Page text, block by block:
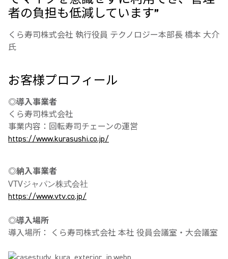
者の負担も低減しています”
くら寿司株式会社 執行役員 テクノロジー本部長 橋本 大介
氏
お客様プロフィール
◎導入事業者
くら寿司株式会社
事業内容：回転寿司チェーンの運営
https://www.kurasushi.co.jp/
◎納入事業者
VTVジャパン株式会社
https://www.vtv.co.jp/
◎導入場所
導入場所： くら寿司株式会社 本社 役員会議室・大会議室